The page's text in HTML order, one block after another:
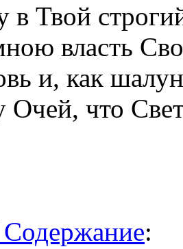
в Твой
власть
и, как
Очей, что
: